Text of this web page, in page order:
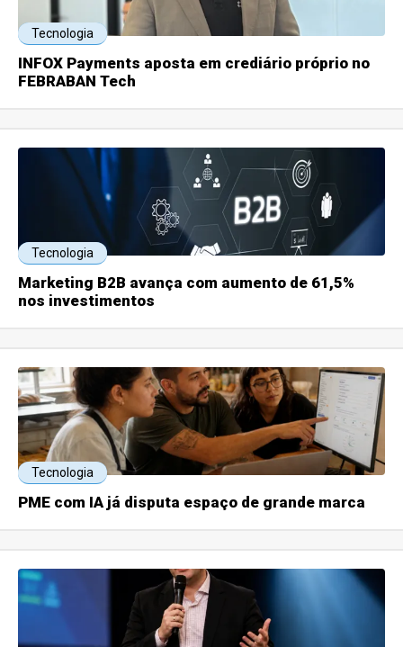
Tecnologia
INFOX Payments aposta em crediário próprio no
FEBRABAN Tech
Tecnologia
Marketing B2B avança com aumento de 61,5%
nos investimentos
Tecnologia
PME com IA já disputa espaço de grande marca